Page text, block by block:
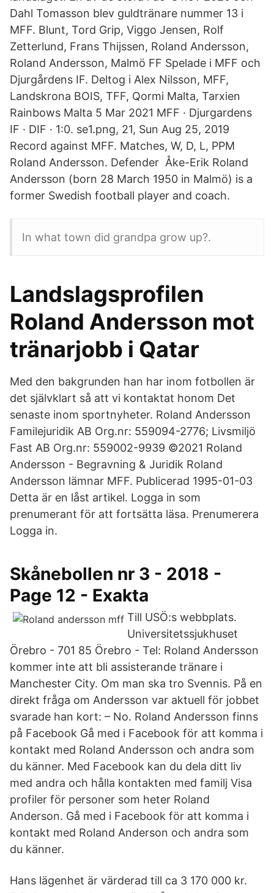
Dahl Tomasson blev guldtränare nummer 13 i
MFF. Blunt, Tord Grip, Viggo Jensen, Rolf
Zetterlund, Frans Thijssen, Roland Andersson,
Roland Andersson, Malmö FF Spelade i MFF och
Djurgårdens IF. Deltog i Alex Nilsson, MFF,
Landskrona BOIS, TFF, Qormi Malta, Tarxien
Rainbows Malta 5 Mar 2021 MFF · Djurgardens
IF · DIF · 1:0. se1.png, 21, Sun Aug 25, 2019
Record against MFF. Matches, W, D, L, PPM
Roland Andersson. Defender Åke-Erik Roland
Andersson (born 28 March 1950 in Malmö) is a
former Swedish football player and coach.
In what town did grandpa grow up?.
Landslagsprofilen
Roland Andersson mot
tränarjobb i Qatar
Med den bakgrunden han har inom fotbollen är
det självklart så att vi kontaktat honom Det
senaste inom sportnyheter. Roland Andersson
Familejuridik AB Org.nr: 559094-2776; Livsmiljö
Fast AB Org.nr: 559002-9939 ©2021 Roland
Andersson - Begravning & Juridik Roland
Andersson lämnar MFF. Publicerad 1995-01-03
Detta är en låst artikel. Logga in som
prenumerant för att fortsätta läsa. Prenumerera
Logga in.
Skånebollen nr 3 - 2018 -
Page 12 - Exakta
Till USÖ:s webbplats.
Universitetssjukhuset
Örebro - 701 85 Örebro - Tel: Roland Andersson
kommer inte att bli assisterande tränare i
Manchester City. Om man ska tro Svennis. På en
direkt fråga om Andersson var aktuell för jobbet
svarade han kort: – No. Roland Andersson finns
på Facebook Gå med i Facebook för att komma i
kontakt med Roland Andersson och andra som
du känner. Med Facebook kan du dela ditt liv
med andra och hålla kontakten med familj Visa
profiler för personer som heter Roland
Anderson. Gå med i Facebook för att komma i
kontakt med Roland Anderson och andra som
du känner.
Hans lägenhet är värderad till ca 3 170 000 kr.